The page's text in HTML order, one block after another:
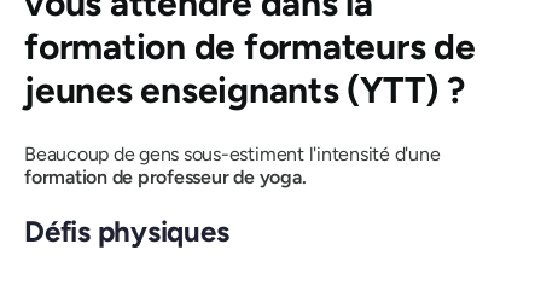
formation de formateurs de
jeunes enseignants (YTT) ?
Beaucoup de gens sous-estiment l'intensité d'une
formation de professeur de yoga.
Défis physiques